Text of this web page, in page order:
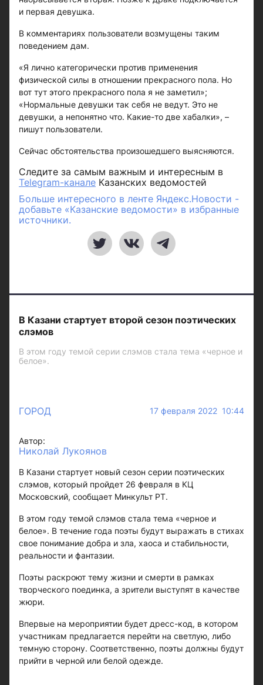
и первая девушка.
В комментариях пользователи возмущены таким
поведением дам.
«Я лично категорически против применения
физической силы в отношении прекрасного пола. Но
вот тут этого прекрасного пола я не заметил»;
«Нормальные девушки так себя не ведут. Это не
девушки, а непонятно что. Какие-то две хабалки», –
пишут пользователи.
Сейчас обстоятельства произошедшего выясняются.
Следите за самым важным и интересным в
Telegram-канале Казанских ведомостей
Больше интересного в ленте Яндекс.Новости -
добавьте «Казанские ведомости» в избранные
источники.
В Казани стартует второй сезон поэтических
слэмов
В этом году темой серии слэмов стала тема «черное и
белое».
ГОРОД 17 февраля 2022 10:44
Автор:
Николай Лукоянов
В Казани стартует новый сезон серии поэтических
слэмов, который пройдет 26 февраля в КЦ
Московский, сообщает Минкульт РТ.
В этом году темой слэмов стала тема «черное и
белое». В течение года поэты будут выражать в стихах
свое понимание добра и зла, хаоса и стабильности,
реальности и фантазии.
Поэты раскроют тему жизни и смерти в рамках
творческого поединка, а зрители выступят в качестве
жюри.
Впервые на мероприятии будет дресс-код, в котором
участникам предлагается перейти на светлую, либо
темную сторону. Соответственно, поэты должны будут
прийти в черной или белой одежде.